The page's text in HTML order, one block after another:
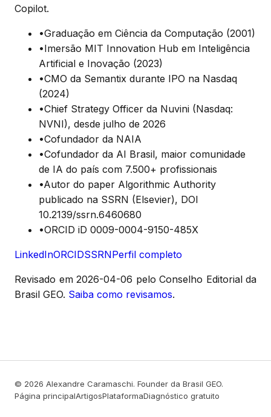
Copilot.
•Graduação em Ciência da Computação (2001)
•Imersão MIT Innovation Hub em Inteligência
Artificial e Inovação (2023)
•CMO da Semantix durante IPO na Nasdaq
(2024)
•Chief Strategy Officer da Nuvini (Nasdaq:
NVNI), desde julho de 2026
•Cofundador da NAIA
•Cofundador da AI Brasil, maior comunidade
de IA do país com 7.500+ profissionais
•Autor do paper Algorithmic Authority
publicado na SSRN (Elsevier), DOI
10.2139/ssrn.6460680
•ORCID iD 0009-0004-9150-485X
LinkedInORCIDSSRNPerfil completo
Revisado em 2026-04-06 pelo Conselho Editorial da
Brasil GEO. Saiba como revisamos.
© 2026 Alexandre Caramaschi. Founder da Brasil GEO.
Página principalArtigosPlataformaDiagnóstico gratuito